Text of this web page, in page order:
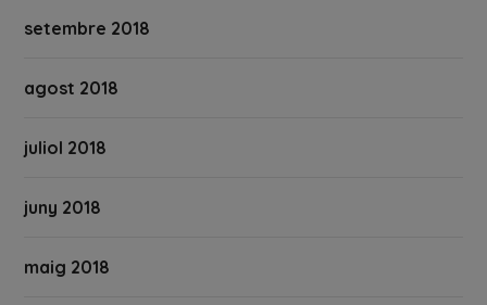
setembre 2018
agost 2018
juliol 2018
juny 2018
maig 2018